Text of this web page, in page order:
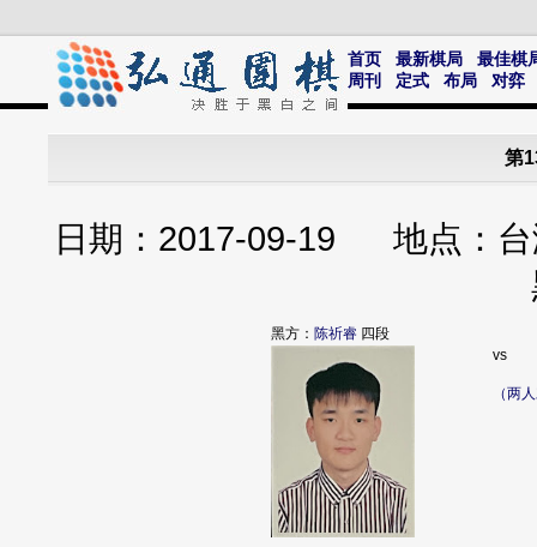
首页 最新棋局
最佳棋
周刊
定式 布局 对弈
第
日期：2017-09-19 地点
黑方： 陈祈睿 四段
vs
（两